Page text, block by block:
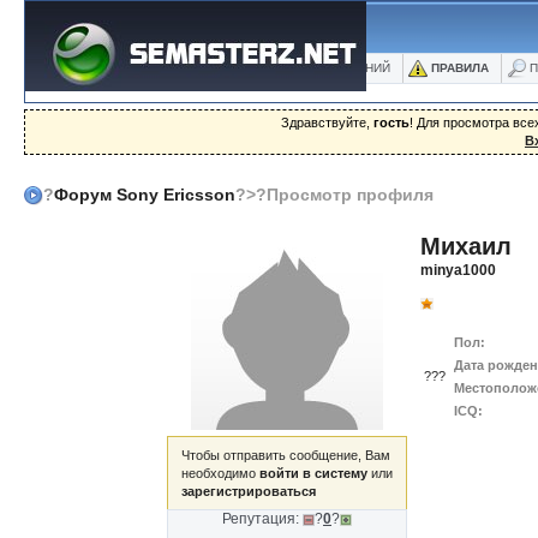
ФОРУМ БЛОГИ ФОТО БАЗА ЗНАНИЙ ПРАВИЛА
Здравствуйте, гость! Для просмотра
?Форум Sony Ericsson?>?Просмотр профиля
Чтобы отправить сообщение, Вам
необходимо войти в систему или
зарегистрироваться
Репутация: ?0?
Михаил
minya1000
???
Пол:
Дата
ICQ: